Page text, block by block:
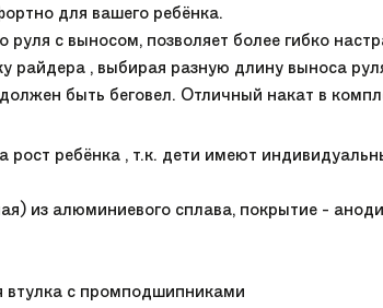
для вашего ребёнка.
руля с выносом, позволяет более гибко
райдера , выбирая разную длину выноса
быть беговел. Отличный накат в
рост ребёнка , т.к. дети имеют
из алюминиевого сплава, покрытие -
втулка с промподшипниками